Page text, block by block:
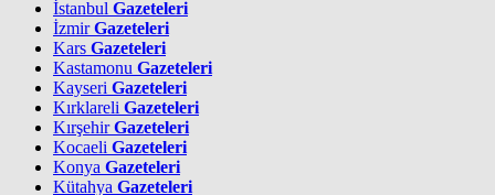
İstanbul Gazeteleri
İzmirGazeteleri
Kars Gazeteleri
Kastamonu Gazeteleri
Kayseri Gazeteleri
Kırklareli Gazeteleri
KırşehirGazeteleri
Kocaeli Gazeteleri
Konya Gazeteleri
Kütahya Gazeteleri